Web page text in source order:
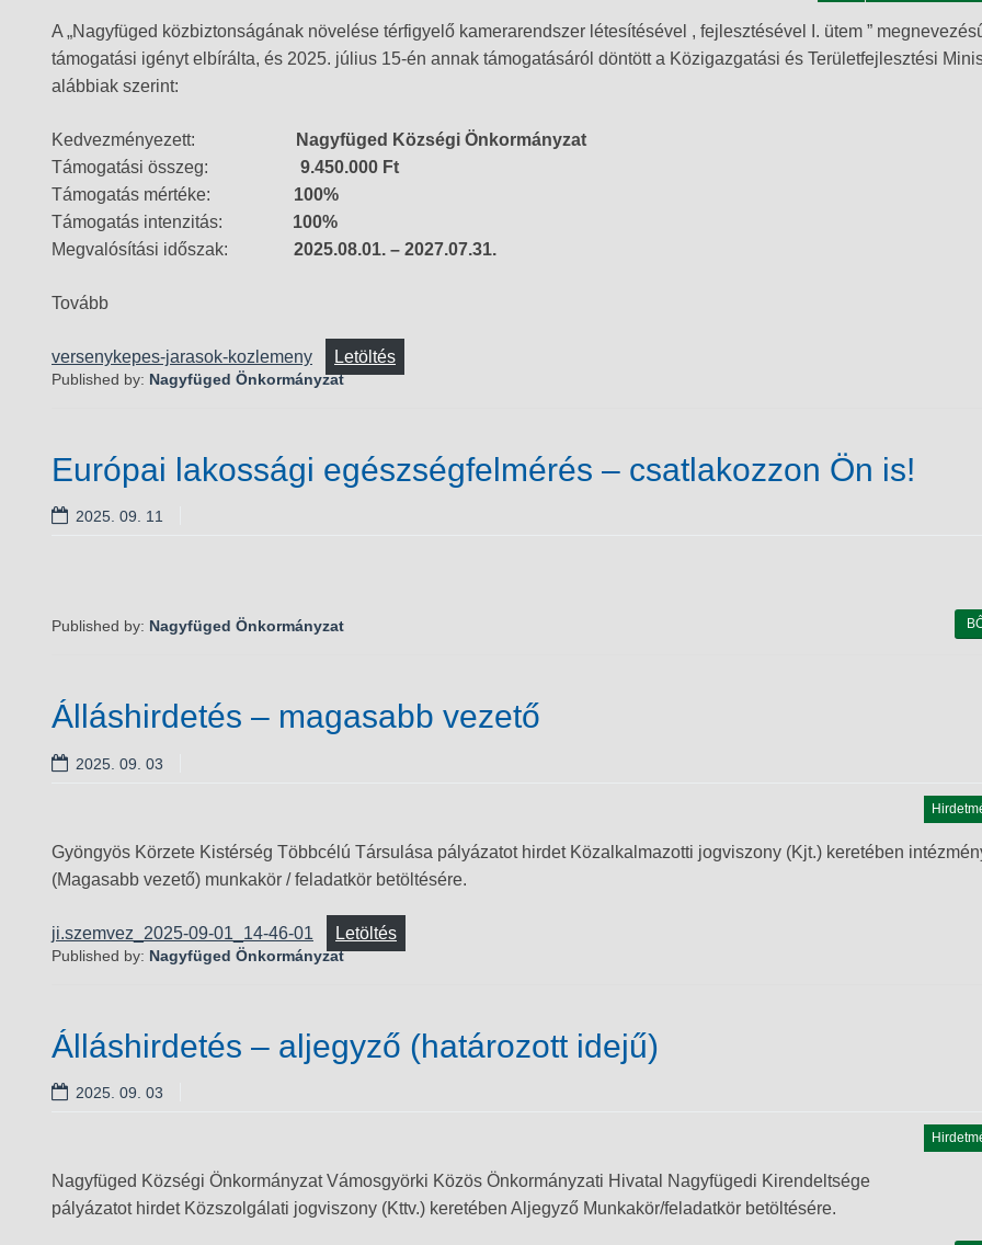
A „Nagyfüged közbiztonságának növelése térfigyelő kamerarendszer létesítésével , fejlesztésével I. ütem ”
támogatási igényt elbírálta, és 2025. július 15-én annak támogatásáról döntött a Közigazgatási és Területfejlesztési
alábbiak szerint:
Kedvezményezett:
Nagyfüged Községi Önkormányzat
Támogatási összeg: 9.450.000 Ft
Támogatás mértéke: 100%
Támogatás intenzitás: 100%
Megvalósítási időszak: 2025.08.01. – 2027.07.31.
Tovább
versenykepes-jarasok-kozlemeny Letöltés
Published by: Nagyfüged Önkormányzat
Európai lakossági egészségfelmérés – csatlakozzon Ön is!
2025. 09. 11
Published by: Nagyfüged Önkormányzat
Álláshirdetés – magasabb vezető
2025. 09. 03
Gyöngyös Körzete Kistérség Többcélú Társulása pályázatot hirdet Közalkalmazotti jogviszony (Kjt.) keretében
(Magasabb vezető) munkakör / feladatkör betöltésére.
ji.szemvez_2025-09-01_14-46-01 Letöltés
Published by: Nagyfüged Önkormányzat
Álláshirdetés – aljegyző (határozott idejű)
2025. 09. 03
Nagyfüged Községi Önkormányzat Vámosgyörki Közös Önkormányzati Hivatal Nagyfügedi Kirendeltsége
pályázatot hirdet Közszolgálati jogviszony (Kttv.) keretében Aljegyző Munkakör/feladatkör betöltésére.